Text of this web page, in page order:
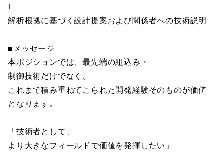
∟
解析根拠に基づく設計提案および関係者への技術説明
■メッセージ
本ポジションでは、最先端の組込み・
制御技術だけでなく、
これまで積み重ねてこられた開発経験そのものが価値
となります。
「技術者として、
より大きなフィールドで価値を発揮したい」